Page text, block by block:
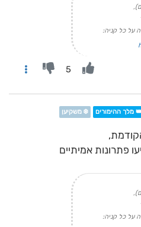
על כל קניה:
5
מלך ההימורים ❄️ משקיען
פתרונות אמיתיים
על כל קניה: